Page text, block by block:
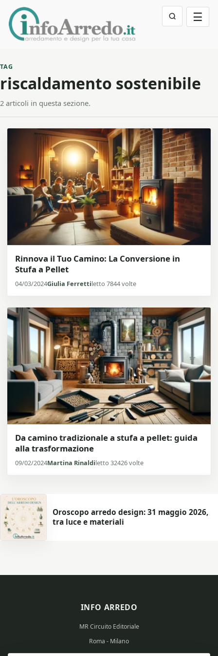
☰
TAG
riscaldamento sostenibile
2 articoli in questa sezione.
Rinnova il Tuo Camino: La Conversione in
Stufa a Pellet
04/03/2024Giulia Ferrettiletto 7844 volte
Da camino tradizionale a stufa a pellet: guida
alla trasformazione
09/02/2024Martina Rinaldiletto 32426 volte
Oroscopo arredo design: 31 maggio 2026,
tra luce e materiali
INFO ARREDO
MR Circuito Editoriale
Roma - Milano